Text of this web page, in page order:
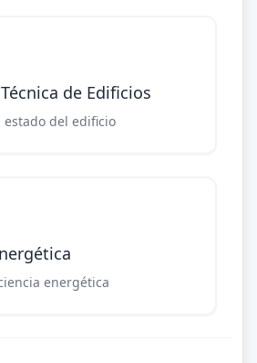
de Edificios
estado del edificio
energética